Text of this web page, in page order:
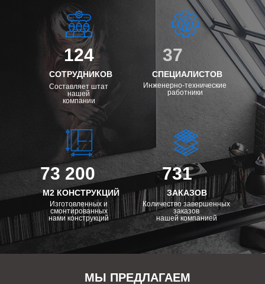
124
СОТРУДНИКОВ
Составляет штат
нашей
компании
73 200
М2 КОНСТРУКЦИЙ
Изготовленных и
смонтированных
нами конструкций
731
ЗАКАЗОВ
Количество завершенных
заказов
нашей компанией
37
СПЕЦИАЛИСТОВ
Инженерно-технические
работники
МЫ ПРЕДЛАГАЕМ